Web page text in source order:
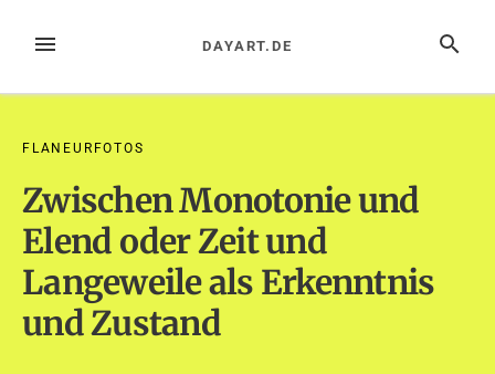
InhaltMENÜ SUCHE
DAYART.DE
FLANEURFOTOS
Zwischen Monotonie und
Elend oder Zeit und
Langeweile als Erkenntnis
und Zustand